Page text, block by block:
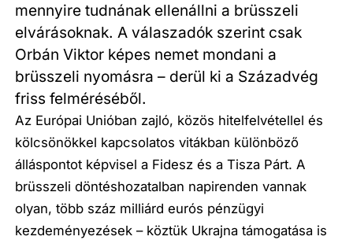
mennyire tudnának ellenállni a brüsszeli
elvárásoknak. A válaszadók szerint csak
Orbán Viktor képes nemet mondani a
brüsszeli nyomásra – derül ki a Századvég
friss felméréséből.
Az Európai Unióban zajló, közös hitelfelvétellel és
kölcsönökkel kapcsolatos vitákban különböző
álláspontot képvisel a Fidesz és a Tisza Párt. A
brüsszeli döntéshozatalban napirenden vannak
olyan, több száz milliárd eurós pénzügyi
kezdeményezések – köztük Ukrajna támogatása is